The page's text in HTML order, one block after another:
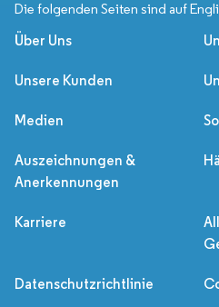
Die folgenden Seiten sind auf
Über Uns
Unsere Kunden
Medien
Auszeichnungen &
Anerkennungen
Karriere
Datenschutzrichtlinie